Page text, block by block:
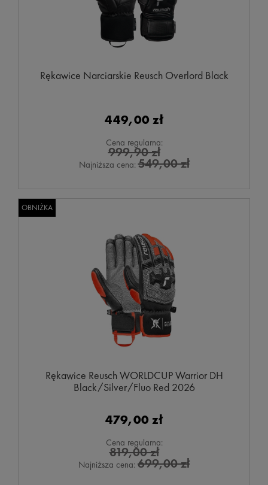
Rękawice Narciarskie Reusch Overlord Black
449,00 zł
Cena regularna:
999,90 zł
Najniższa cena:549,00 zł
Rękawice Reusch WORLDCUP Warrior DH
Black/Silver/Fluo Red 2026
479,00 zł
Cena regularna:
819,00 zł
Najniższa cena: 699,00 zł
OBNIŻKA